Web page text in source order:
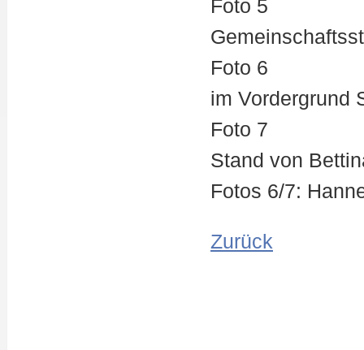
Foto 5
Foto 6
im Vordergrund
Foto 7
Stand von
Fotos 6/7:
Zurück